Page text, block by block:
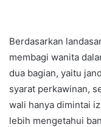
Berdasarkan
membagi wanita
dua bagian, yaitu
syarat perkawinan,
wali hanya dimintai
lebih mengetahui